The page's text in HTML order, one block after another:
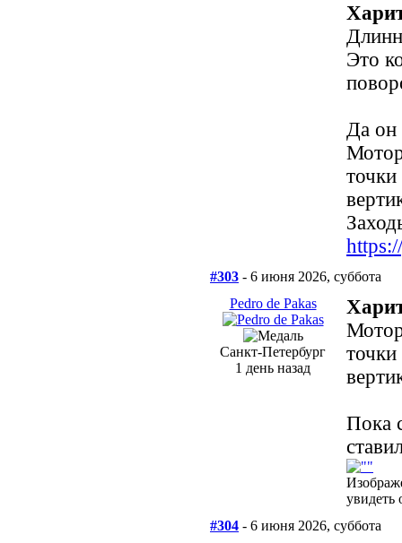
Это
Да он
#303 - 6 июня 2026, суббота
Pedro de Pakas
Санкт-Петербург
1 день назад
Пока
увидеть
#304 - 6 июня 2026, суббота